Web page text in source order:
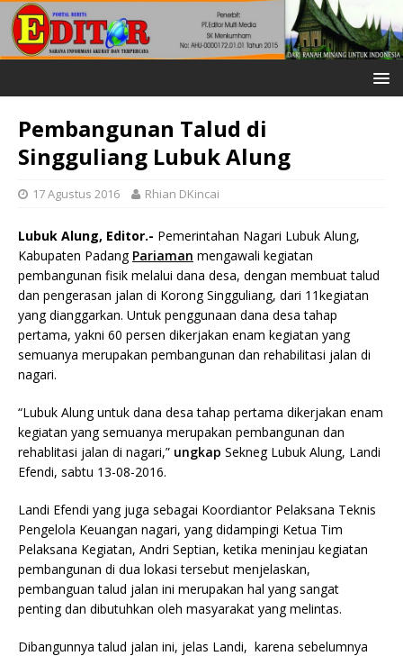
Pembangunan Talud di
Singguliang Lubuk Alung
17 Agustus 2016 Rhian DKincai
Lubuk Alung, Editor.- Pemerintahan Nagari Lubuk Alung,
Kabupaten Padang Pariaman mengawali kegiatan
pembangunan fisik melalui dana desa, dengan membuat talud
dan pengerasan jalan di Korong Singguliang, dari 11kegiatan
yang dianggarkan. Untuk penggunaan dana desa tahap
pertama, yakni 60 persen dikerjakan enam kegiatan yang
semuanya merupakan pembangunan dan rehabilitasi jalan di
nagari.
“Lubuk Alung untuk dana desa tahap pertama dikerjakan enam
kegiatan yang semuanya merupakan pembangunan dan
rehablitasi jalan di nagari,” ungkap Sekneg Lubuk Alung, Landi
Efendi, sabtu 13-08-2016.
Landi Efendi yang juga sebagai Koordiantor Pelaksana Teknis
Pengelola Keuangan nagari, yang didampingi Ketua Tim
Pelaksana Kegiatan, Andri Septian, ketika meninjau kegiatan
pembangunan di dua lokasi tersebut menjelaskan,
pembanguan talud jalan ini merupakan hal yang sangat
penting dan dibutuhkan oleh masyarakat yang melintas.
Dibangunnya talud jalan ini, jelas Landi, karena sebelumnya